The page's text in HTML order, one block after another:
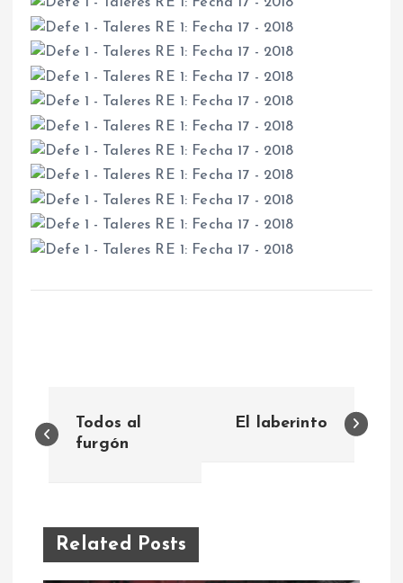
a
e
Todos al
furgón
El laberinto
Related Posts